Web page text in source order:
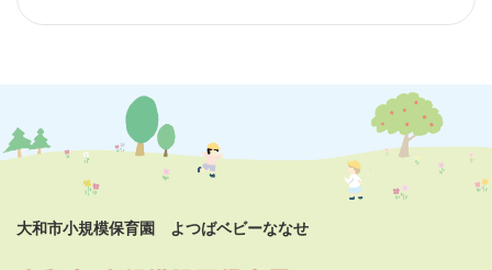
大和市小規模保育園 よつばベビーななせ